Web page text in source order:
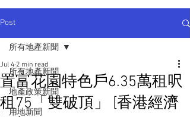
Post
所有地產新聞
地產政策新聞
用地新聞
所有地產新聞
置富花園特色戶6.35萬租呎
租75「雙破頂」 [香港經濟
Jul 4 2 min read